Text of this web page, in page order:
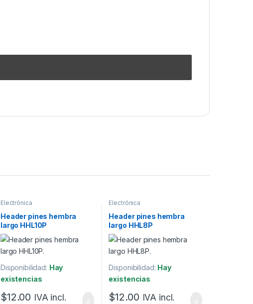
Electrónica
Header pines hembra
largo HHL10P
Disponibilidad: Hay
existencias
$12.00 IVA incl.
Electrónica
Header pines hembra
largo HHL8P
Disponibilidad: Hay
existencias
$12.00 IVA incl.